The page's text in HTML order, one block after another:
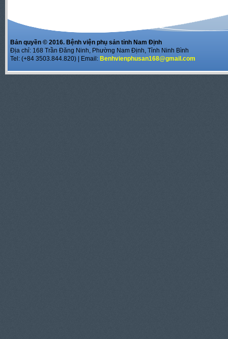
Bản quyền © 2016. Bệnh viện phụ sản tỉnh Nam Định
Địa chỉ: 168 Trần Đăng Ninh, Phường Nam Định, Tỉnh Ninh Bình
Tel: (+84 3503.844.820) | Email: Benhvienphusan168@gmail.com